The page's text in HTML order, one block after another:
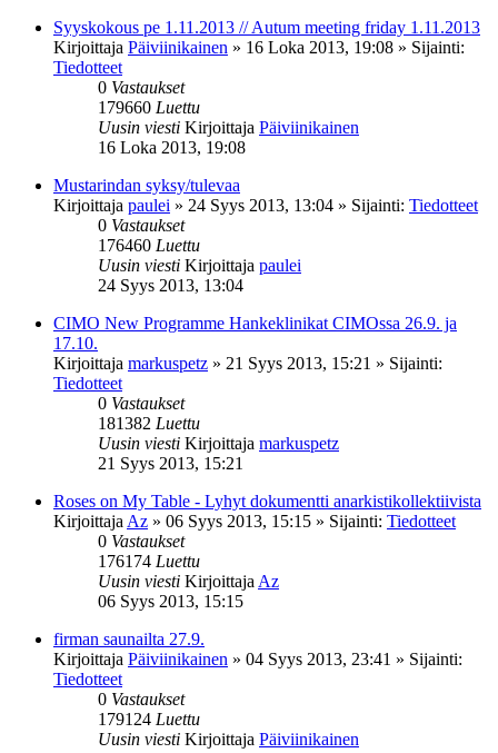
Syyskokous pe 1.11.2013 // Autum meeting friday 1.11.2013
Kirjoittaja Päiviinikainen » 16 Loka 2013, 19:08 » Sijainti:
Tiedotteet
0 Vastaukset
179660 Luettu
Uusin viesti Kirjoittaja Päiviinikainen
16 Loka 2013, 19:08
Mustarindan syksy/tulevaa
Kirjoittaja paulei » 24 Syys 2013, 13:04 » Sijainti: Tiedotteet
0 Vastaukset
176460 Luettu
Uusin viesti Kirjoittaja paulei
24 Syys 2013, 13:04
CIMO New Programme Hankeklinikat CIMOssa 26.9. ja
17.10.
Kirjoittaja markuspetz » 21 Syys 2013, 15:21 » Sijainti:
Tiedotteet
0 Vastaukset
181382 Luettu
Uusin viesti Kirjoittaja markuspetz
21 Syys 2013, 15:21
Roses on My Table - Lyhyt dokumentti anarkistikollektiivista
Kirjoittaja Az » 06 Syys 2013, 15:15 » Sijainti: Tiedotteet
0 Vastaukset
176174 Luettu
Uusin viesti Kirjoittaja Az
06 Syys 2013, 15:15
firman saunailta 27.9.
Kirjoittaja Päiviinikainen » 04 Syys 2013, 23:41 » Sijainti:
Tiedotteet
0 Vastaukset
179124 Luettu
Uusin viesti Kirjoittaja Päiviinikainen